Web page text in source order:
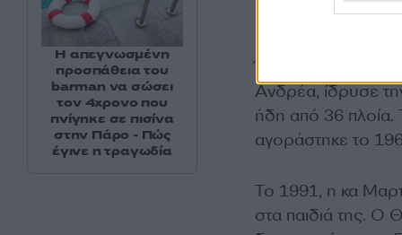
Μαρτίνου
Όταν το 1971 η
Ανδρέα, ίδρυσε
ήδη από 36 πλοία.
αγοράστηκε το
Το 1991, η κα
στα παιδιά της. Ο
Η απεγνωσμένη
προσπάθεια του
barman να σώσει
τον 4χρονο που
πνίγηκε σε πισίνα
στην Πάρο - Πώς
έγινε η τραγωδία